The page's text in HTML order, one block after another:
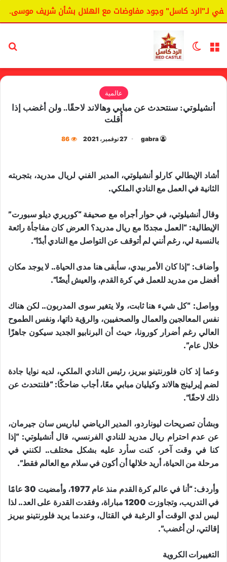
لـ"الرد كاسل" وجود مفاوضات مع الهلال بشأن شريف موسى.
القائمة الوضع المظلم
عالمية
أنشيلوتي: سنتحدث عن مبابي وهالاند لاحقًا.. ولن أغضب إذا
أُقلت
gabra 27 نوفمبر، 2021 86
أشاد الإيطالي كارلو أنشيلوتي، المدير الفني لريال مدريد، بتجربته
الثانية في العمل مع النادي الملكي.
وقال أنشيلوتي، في حوار أجراه مع صحيفة “كوريري ديلو سبورت”
الإيطالية: “العمل مجددًا مع ريال مدريد؟ العرض كان مفاجأة رائعة
بالنسبة لي، رغم أنني لم أتوقف عن التواصل مع النادي أبدًا”.
وأضاف: “إذا كان الأمر بيدي، سأبقى هنا مدى الحياة.. لا يوجد مكان
أفضل من مدريد للعمل في كرة القدم، والعيش أيضًا”.
وواصل: “كل شيء هنا ثابت، ولا يتغير سوى المدربون.. لكن هناك
نفس المعالجين والعمال والصحفيين، والرؤية ذاتها، ونفس الطموح
العالي رغم أضرار كورونا، حيث أن البرنابيو الجديد سيكون جاهزًا
خلال عام”.
وعما إذ كان فلورنتينو بيريز، رئيس النادي الملكي، لديه نوايا جادة
لضم إيرلينج هالاند وكيليان مبابي معًا، أجاب ضاحكًا: “فلنتحدث عن
ذلك لاحقًا”.
وبشأن تصريحات ليوناردو، المدير الرياضي لباريس سان جيرمان،
عن عدم احترام ريال مدريد للنادي الفرنسي، قال أنشيلوتي: “إذا
كنا في وقت آخر، كنت سأرد عليه بشكل مختلف.. لكنني في
مرحلة من الحياة، أريد خلالها أن أكون في سلام مع العالم فقط”.
وأردف: “أنا في عالم كرة القدم منذ عام 1977، وأمضيت 30 عامًا
في التدريب، وتجاوزت 1200 مباراة، وفقدت القدرة على العد.. لذا
ليس لدي الوقت أو الرغبة في القتال، وعندما يريد فلورنتينو بيريز
إقالتي، لن أغضب”.
التغييرات الكروية